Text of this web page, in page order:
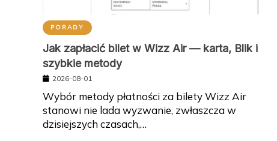
PORADY
Jak zapłacić bilet w Wizz Air — karta, Blik i
szybkie metody
2026-08-01
Wybór metody płatności za bilety Wizz Air
stanowi nie lada wyzwanie, zwłaszcza w
dzisiejszych czasach,…